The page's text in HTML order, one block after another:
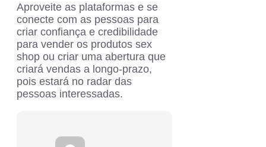
Aproveite as plataformas e se
conecte com as pessoas para
criar confiança e credibilidade
para vender os produtos sex
shop ou criar uma abertura que
criará vendas a longo-prazo,
pois estará no radar das
pessoas interessadas.